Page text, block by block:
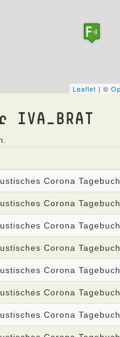
Corona Tagebuch
Corona Tagebuch
Corona Tagebuch
Corona Tagebuch
Corona Tagebuch
Corona Tagebuch
Corona Tagebuch